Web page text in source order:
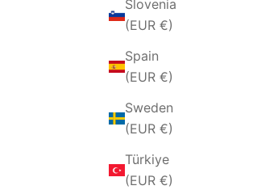
Slovenia
(EUR €)
Spain
(EUR €)
Sweden
(EUR €)
Türkiye
(EUR €)